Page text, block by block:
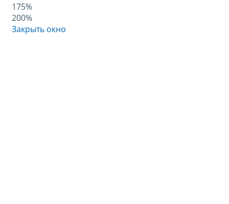
175%
200%
Закрыть окно